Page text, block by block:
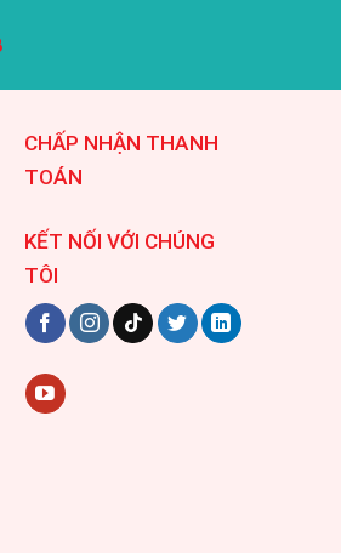
CHẤP NHẬN THANH
TOÁN
KẾT NỐI VỚI CHÚNG
TÔI